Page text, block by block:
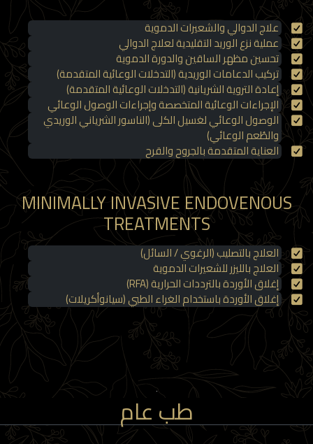
علاج الدوالي والشعيرات الدموية
عملية نزع الوريد التقليدية لعلاج الدوالي
تحسين مظهر الساقين والدورة الدموية
تركيب الدعامات الوريدية (التدخلات الوعائية المتقدمة)
إعادة التروية الشريانية (التدخلات الوعائية المتقدمة)
الإجراءات الوعائية المتخصصة وإجراءات الوصول الوعائي
الوصول الوعائي لغسيل الكلى (الناسور الشرياني الوريدي
والطُعم الوعائي)
العناية المتقدمة بالجروح والقرح
MINIMALLY INVASIVE ENDOVENOUS
TREATMENTS
العلاج بالتصليب (الرغوي / السائل)
العلاج بالليزر للشعيرات الدموية
إغلاق الأوردة بالترددات الحرارية (RFA)
إغلاق الأوردة باستخدام الغراء الطبي (سيانوأكريلات)
طب عام